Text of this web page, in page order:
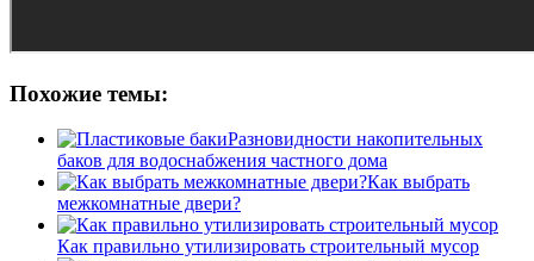
Похожие темы:
Разновидности накопительных
баков для водоснабжения частного дома
Как выбрать
межкомнатные двери?
Как правильно утилизировать строительный мусор